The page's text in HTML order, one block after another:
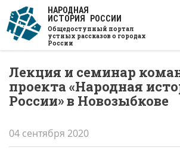
Перейти
основному
НАРОДНАЯ
ИСТОРИЯ РОССИИ
Общедоступный портал
устных рассказов о городах
России
Лекция и семинар
проекта «Народная
России» в Новозыбкове
04 сентября 2020